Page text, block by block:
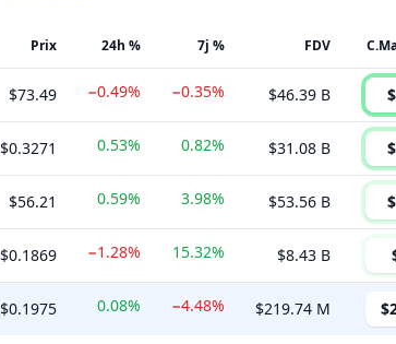
Prix 24h % 7j % FDV
$73.49 −0.49% −0.35% $46.39 B
$0.3271 0.53% 0.82% $31.08 B
$56.21 0.59% 3.98% $53.56 B
$0.1869 −1.28% 15.32% $8.43 B
$0.1975 0.08% −4.48% $219.74 M